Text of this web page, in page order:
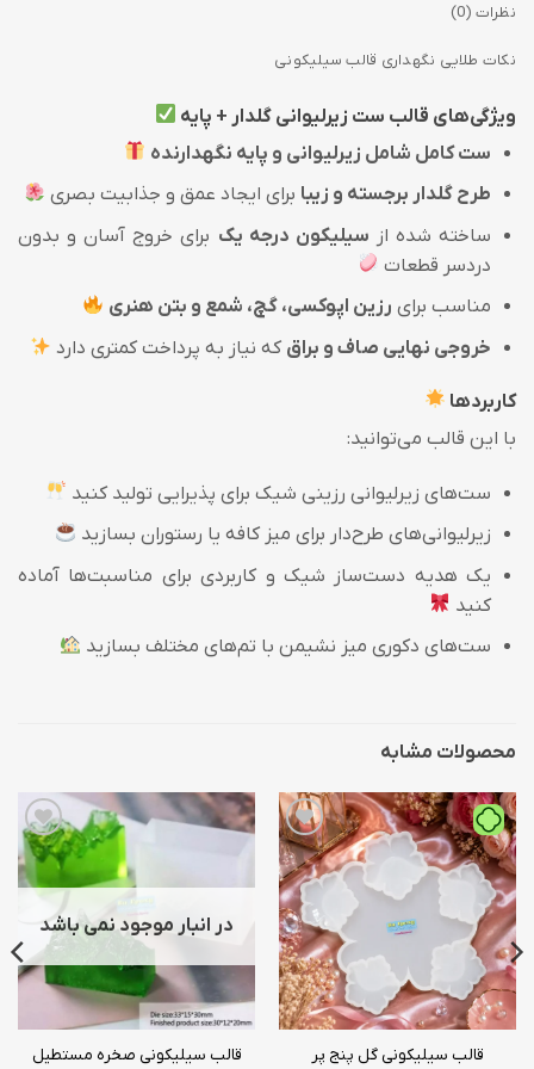
نظرات (0)
نکات طلایی نگهداری قالب سیلیکونی
ویژگی‌های قالب ست زیرلیوانی گلدار + پایه
ست کامل شامل زیرلیوانی و پایه نگهدارنده
طرح گلدار برجسته و زیبا برای ایجاد عمق و جذابیت بصری
ساخته شده از سیلیکون درجه یک برای خروج آسان و بدون
دردسر قطعات
مناسب برای رزین اپوکسی، گچ، شمع و بتن هنری
خروجی نهایی صاف و براق که نیاز به پرداخت کمتری دارد
کاربردها
با این قالب می‌توانید:
ست‌های زیرلیوانی رزینی شیک برای پذیرایی تولید کنید
زیرلیوانی‌های طرح‌دار برای میز کافه یا رستوران بسازید
یک هدیه دست‌ساز شیک و کاربردی برای مناسبت‌ها آماده
کنید
ست‌های دکوری میز نشیمن با تم‌های مختلف بسازید
محصولات مشابه
افزودن
به
علاقه
مندی
ها
قالب سیلیکونی گل پنج پر
افزودن
به
علاقه
مندی
ها
در انبار موجود نمی باشد
قالب سیلیکونی صخره مستطیل